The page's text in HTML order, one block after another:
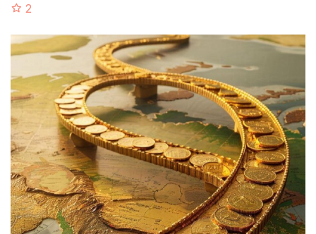
2